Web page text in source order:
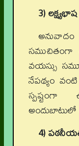
3)
వయస్సు
నేపథ్యం
స్పష్టంగా
4)